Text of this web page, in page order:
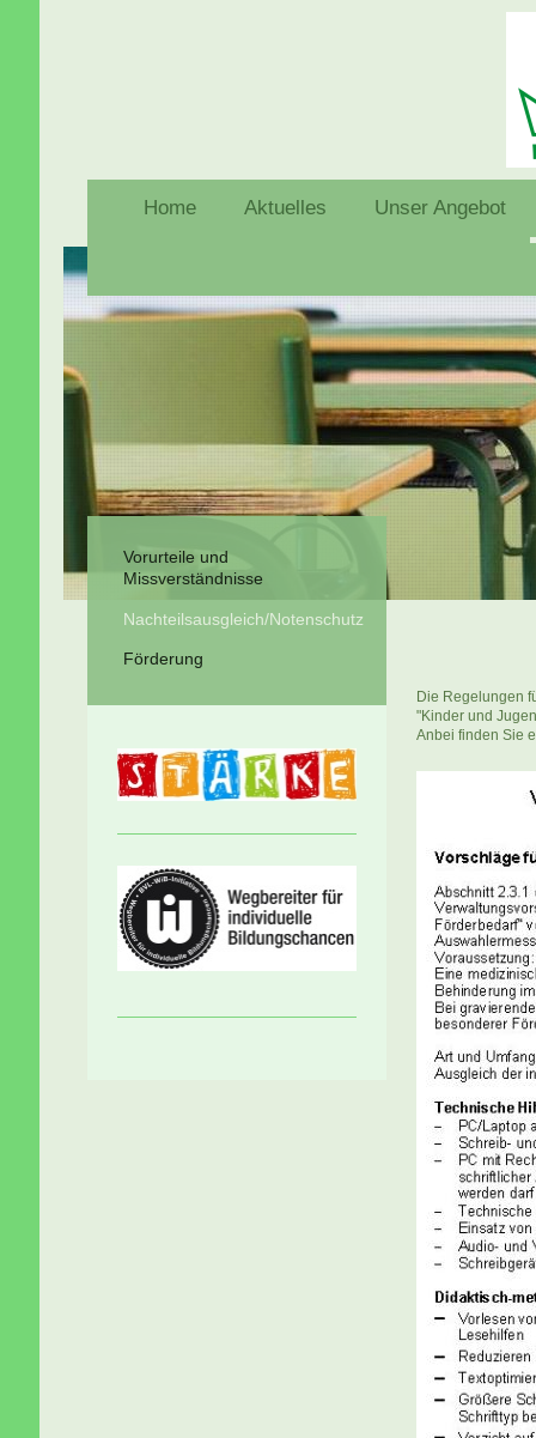
Home Aktuelles Unser Angebot
Die Regelungen
"Kinder und
Anbei finden Sie
Vorurteile und
Missverständnisse
Nachteilsausgleich/Notenschutz
Förderung